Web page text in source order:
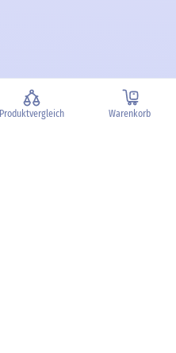
Produktvergleich Warenkorb